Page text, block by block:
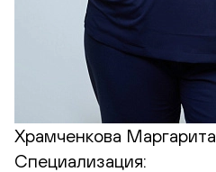
Храмченкова
Специализация: